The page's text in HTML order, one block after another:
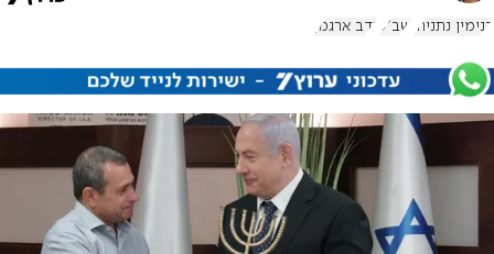
בנימין נתניהו שב"כ נדב ארגמן